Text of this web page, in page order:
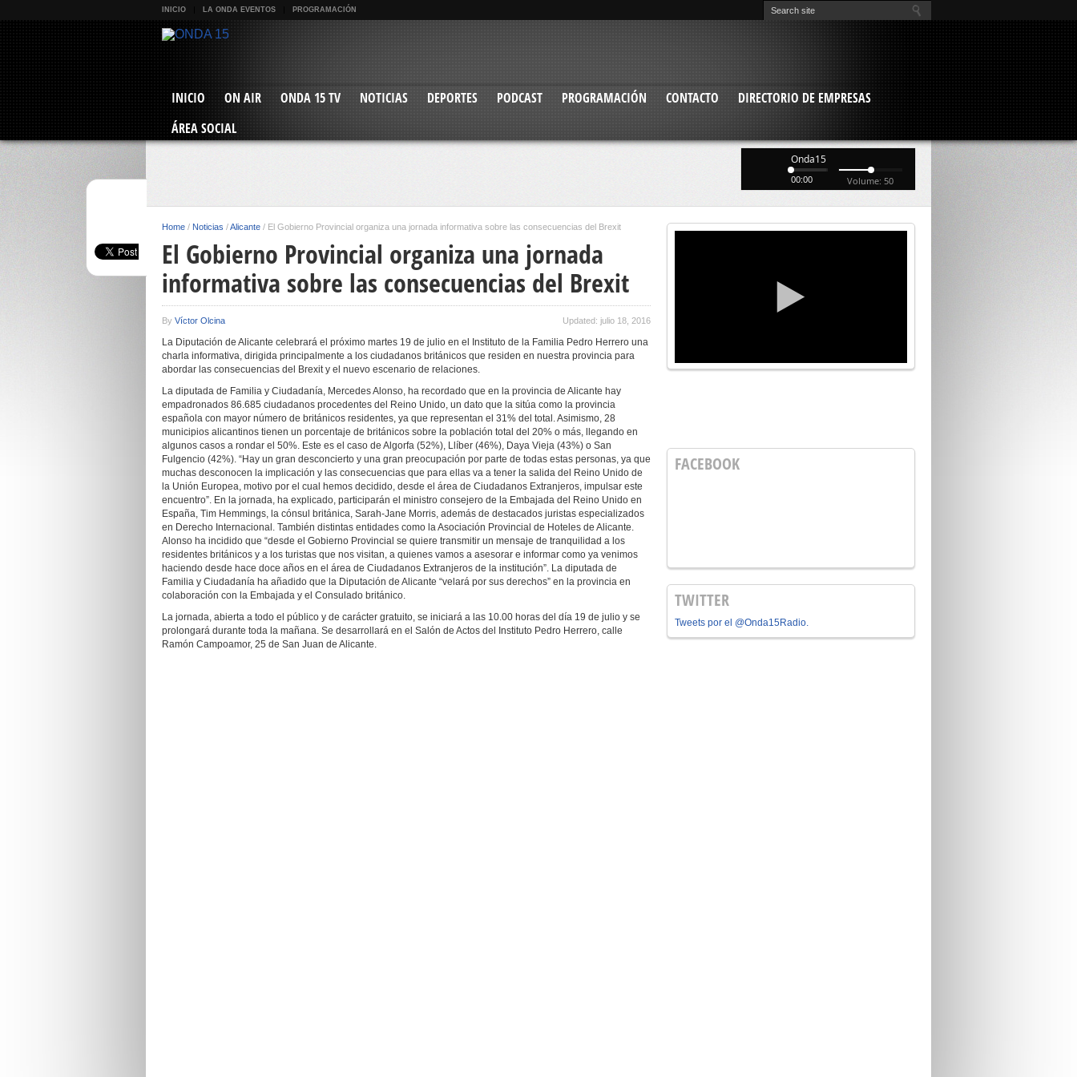
INICIO LA ONDA EVENTOS PROGRAMACIÓN
INICIO ON AIR ONDA 15 TV NOTICIAS DEPORTES PODCAST PROGRAMACIÓN CONTACTO
DIRECTORIO DE EMPRESAS
ÁREA SOCIAL
Onda15
00:00 Volume: 50
Home / Noticias /Alicante / El Gobierno Provincial organiza una jornada informativa sobre las consecuencias del Brexit
El Gobierno Provincial organiza una jornada
informativa sobre las consecuencias del Brexit
By Víctor Olcina Updated: julio 18, 2016
La Diputación de Alicante celebrará el próximo martes 19 de julio en el Instituto de la Familia Pedro Herrero una
charla informativa, dirigida principalmente a los ciudadanos británicos que residen en nuestra provincia para
abordar las consecuencias del Brexit y el nuevo escenario de relaciones.
La diputada de Familia y Ciudadanía, Mercedes Alonso, ha recordado que en la provincia de Alicante hay
empadronados 86.685 ciudadanos procedentes del Reino Unido, un dato que la sitúa como la provincia
española con mayor número de británicos residentes, ya que representan el 31% del total. Asimismo, 28
municipios alicantinos tienen un porcentaje de británicos sobre la población total del 20% o más, llegando en
algunos casos a rondar el 50%. Este es el caso de Algorfa (52%), Llíber (46%), Daya Vieja (43%) o San
Fulgencio (42%). “Hay un gran desconcierto y una gran preocupación por parte de todas estas personas, ya que
muchas desconocen la implicación y las consecuencias que para ellas va a tener la salida del Reino Unido de
la Unión Europea, motivo por el cual hemos decidido, desde el área de Ciudadanos Extranjeros, impulsar este
encuentro”. En la jornada, ha explicado, participarán el ministro consejero de la Embajada del Reino Unido en
España, Tim Hemmings, la cónsul británica, Sarah-Jane Morris, además de destacados juristas especializados
en Derecho Internacional. También distintas entidades como la Asociación Provincial de Hoteles de Alicante.
Alonso ha incidido que “desde el Gobierno Provincial se quiere transmitir un mensaje de tranquilidad a los
residentes británicos y a los turistas que nos visitan, a quienes vamos a asesorar e informar como ya venimos
haciendo desde hace doce años en el área de Ciudadanos Extranjeros de la institución”. La diputada de
Familia y Ciudadanía ha añadido que la Diputación de Alicante “velará por sus derechos” en la provincia en
colaboración con la Embajada y el Consulado británico.
La jornada, abierta a todo el público y de carácter gratuito, se iniciará a las 10.00 horas del día 19 de julio y se
prolongará durante toda la mañana. Se desarrollará en el Salón de Actos del Instituto Pedro Herrero, calle
Ramón Campoamor, 25 de San Juan de Alicante.
FACEBOOK
TWITTER
Tweets por el @Onda15Radio.